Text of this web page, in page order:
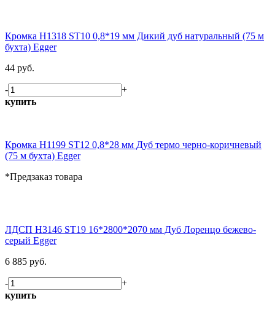
Кромка H1318 ST10 0,8*19 мм Дикий дуб натуральный (75 м
бухта) Egger
44 руб.
-
+
купить
Кромка H1199 ST12 0,8*28 мм Дуб термо черно-коричневый
(75 м бухта) Egger
*Предзаказ товара
ЛДСП H3146 ST19 16*2800*2070 мм Дуб Лоренцо бежево-
серый Egger
6 885 руб.
-
+
купить